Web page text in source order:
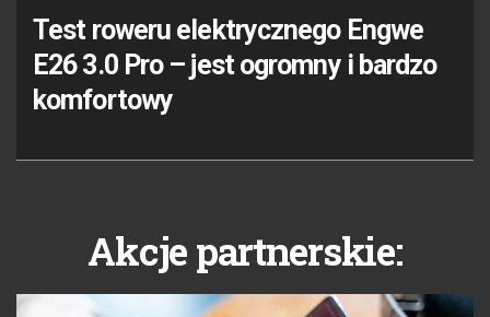
Test roweru elektrycznego Engwe
E26 3.0 Pro – jest ogromny i bardzo
komfortowy
Akcje partnerskie: